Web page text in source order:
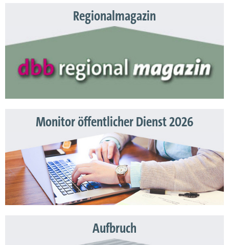
Regionalmagazin
Monitor öffentlicher Dienst 2026
Aufbruch